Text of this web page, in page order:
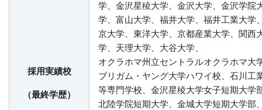
採用実績校
（最終学歴）
学、金沢星稜大学、金沢大学、金沢学院
学、富山大学、福井大学、福井工業大学
京大学、東洋大学、京都産業大学、関西
学、天理大学、大谷大学、
オクラホマ州立セントラルオクラホマ大
ブリガム・ヤング大学ハワイ校、石川工
等専門学校、金沢星稜大学女子短期大学
北陸学院短期大学、金城大学短期大学部